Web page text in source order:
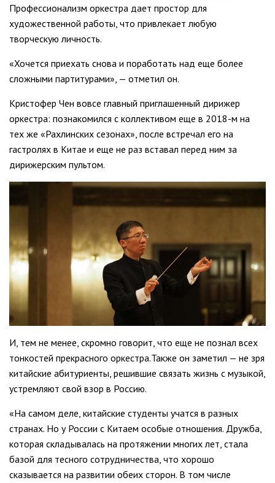
Профессионализм оркестра дает простор для
художественной работы, что привлекает любую
творческую личность.
«Хочется приехать снова и поработать над еще более
сложными партитурами», — отметил он.
Кристофер Чен вовсе главный приглашенный дирижер
оркестра: познакомился с коллективом еще в 2018-м на
тех же «Рахлинских сезонах», после встречал его на
гастролях в Китае и еще не раз вставал перед ним за
дирижерским пультом.
И, тем не менее, скромно говорит, что еще не познал всех
тонкостей прекрасного оркестра.Также он заметил — не зря
китайские абитуриенты, решившие связать жизнь с музыкой,
устремляют свой взор в Россию.
«На самом деле, китайские студенты учатся в разных
странах. Но у России с Китаем особые отношения. Дружба,
которая складывалась на протяжении многих лет, стала
базой для тесного сотрудничества, что хорошо
сказывается на развитии обеих сторон. В том числе